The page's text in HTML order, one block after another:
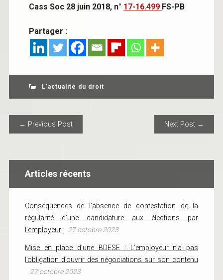
Cass Soc 28 juin 2018, n° 17-16.499 FS-PB
Partager :
L'actualité du droit
POST NAVIGATION
← Previous Post Next Post →
Articles récents
Conséquences de l’absence de contestation de la
régularité d’une candidature aux élections par
l’employeur
27 octobre 2023
Mise en place d’une BDESE : L’employeur n’a pas
l’obligation d’ouvrir des négociations sur son contenu
27 octobre 2023